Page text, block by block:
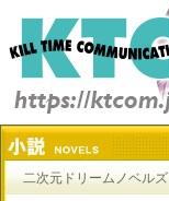
二次元ドリームノベルズ